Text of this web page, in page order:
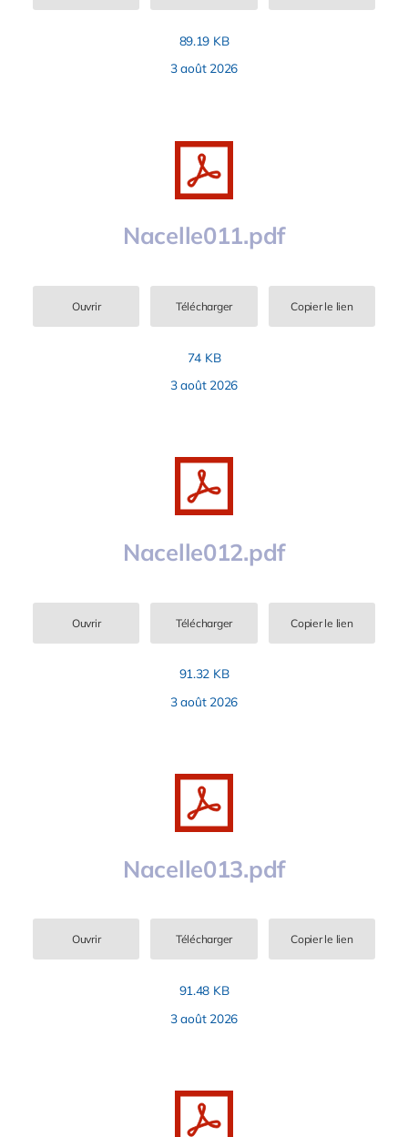
89.19 KB
3 août 2026
Nacelle011.pdf
Ouvrir Télécharger Copier le lien
74 KB
3 août 2026
Nacelle012.pdf
Ouvrir Télécharger Copier le lien
91.32 KB
3 août 2026
Nacelle013.pdf
Ouvrir Télécharger Copier le lien
91.48 KB
3 août 2026